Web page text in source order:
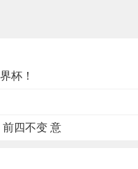
杯！
前四不变 意